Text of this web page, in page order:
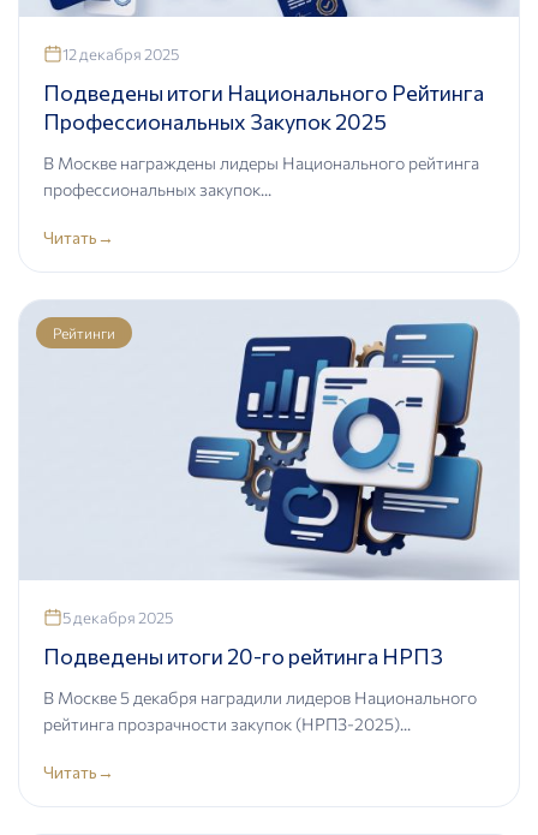
12 декабря 2025
Подведены итоги Национального Рейтинга
Профессиональных Закупок 2025
В Москве награждены лидеры Национального рейтинга
профессиональных закупок...
Читать→
Рейтинги
5 декабря 2025
Подведены итоги 20-го рейтинга НРПЗ
В Москве 5 декабря наградили лидеров Национального
рейтинга прозрачности закупок (НРПЗ-2025)...
Читать→